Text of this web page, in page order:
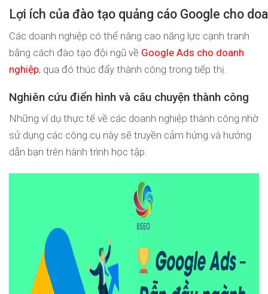
Lợi ích của đào tạo quảng cáo Google cho
Các doanh nghiệp có thể nâng cao năng lực cạnh tranh
bằng cách đào tạo đội ngũ về Google Ads cho doanh
nghiệp, qua đó thúc đẩy thành công trong tiếp thị.
Nghiên cứu điển hình và câu chuyện thành công
Những ví dụ thực tế về các doanh nghiệp thành công nhờ
sử dụng các công cụ này sẽ truyền cảm hứng và hướng
dẫn bạn trên hành trình học tập.